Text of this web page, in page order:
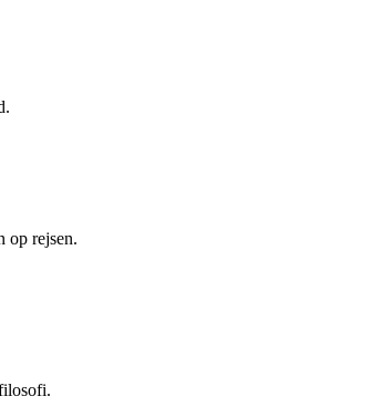
op rejsen.